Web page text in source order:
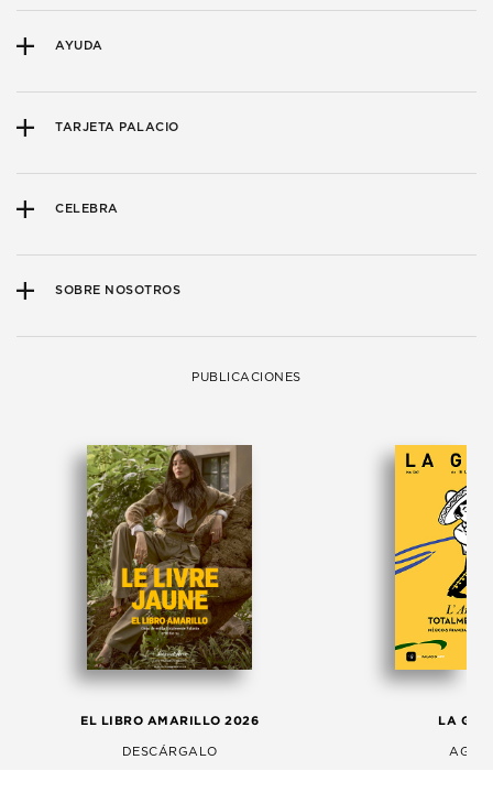
AYUDA
TARJETA PALACIO
CELEBRA
SOBRE NOSOTROS
PUBLICACIONES
EL LIBRO AMARILLO 2026
DESCÁRGALO
LA